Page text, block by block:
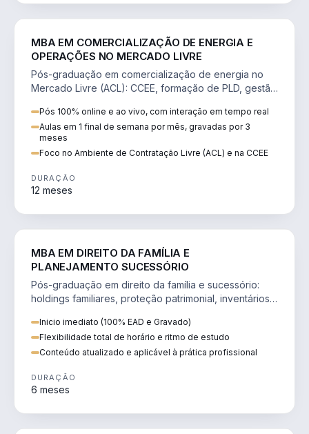
MBA EM COMERCIALIZAÇÃO DE ENERGIA E
OPERAÇÕES NO MERCADO LIVRE
Pós-graduação em comercialização de energia no
Mercado Livre (ACL): CCEE, formação de PLD, gestão
Pós 100% online e ao vivo, com interação em tempo real
Aulas em 1 final de semana por mês, gravadas por 3
meses
Foco no Ambiente de Contratação Livre (ACL) e na CCEE
DURAÇÃO
12 meses
MBA EM DIREITO DA FAMÍLIA E
PLANEJAMENTO SUCESSÓRIO
Pós-graduação em direito da família e sucessório:
holdings familiares, proteção patrimonial, inventários
Inicio imediato (100% EAD e Gravado)
Flexibilidade total de horário e ritmo de estudo
Conteúdo atualizado e aplicável à prática profissional
DURAÇÃO
6 meses